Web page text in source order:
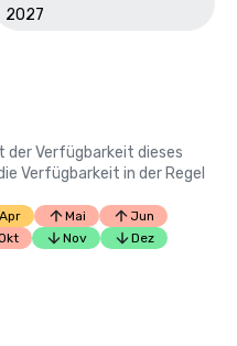
2027
Verfügbarkeit dieses
Verfügbarkeit in der Regel
Apr Mai
Jun
Nov Dez